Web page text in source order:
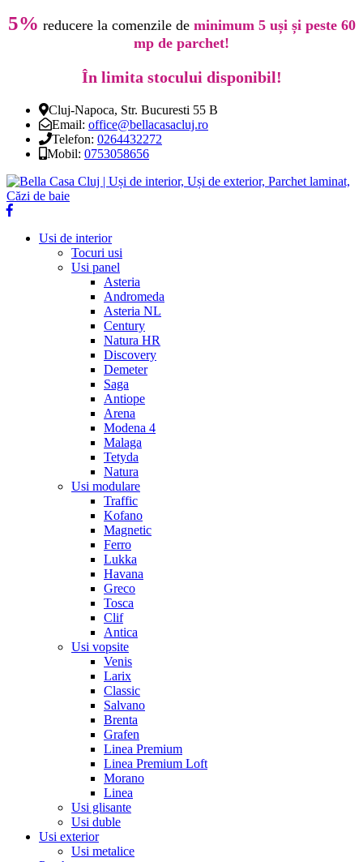
5% reducere la comenzile de minimum 5 uși și peste 60
mp de parchet!
În limita stocului disponibil!
Cluj-Napoca, Str. Bucuresti 55 B
Email: office@bellacasacluj.ro
Telefon: 0264432272
Mobil: 0753058656
Usi de interior
Tocuri usi
Usi panel
Asteria
Andromeda
Asteria NL
Century
Natura HR
Discovery
Demeter
Saga
Antiope
Arena
Modena 4
Malaga
Tetyda
Natura
Usi modulare
Traffic
Kofano
Magnetic
Ferro
Lukka
Havana
Greco
Tosca
Clif
Antica
Usi vopsite
Venis
Larix
Classic
Salvano
Brenta
Grafen
Linea Premium
Linea Premium Loft
Morano
Linea
Usi glisante
Usi duble
Usi exterior
Usi metalice